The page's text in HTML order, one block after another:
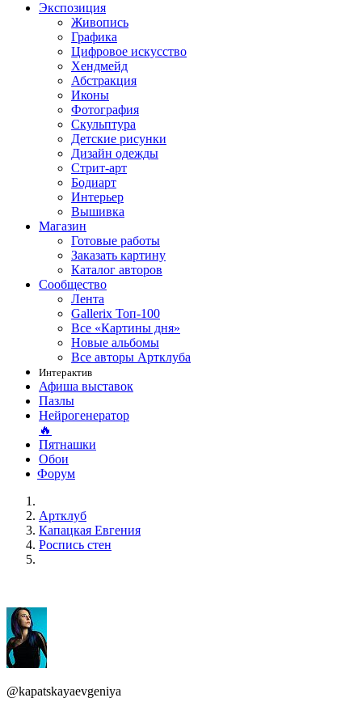
Экспозиция
Живопись
Графика
Цифровое искусство
Хендмейд
Абстракция
Иконы
Фотография
Скульптура
Детские рисунки
Дизайн одежды
Стрит-арт
Бодиарт
Интерьер
Вышивка
Магазин
Готовые работы
Заказать картину
Каталог авторов
Сообщество
Лента
Gallerix Топ-100
Все «Картины дня»
Новые альбомы
Все авторы Артклуба
Интерактив
Афиша выставок
Пазлы
Нейрогенератор
🔥
Пятнашки
Обои
Форум
Артклуб
Капацкая Евгения
Роспись стен
@kapatskayaevgeniya